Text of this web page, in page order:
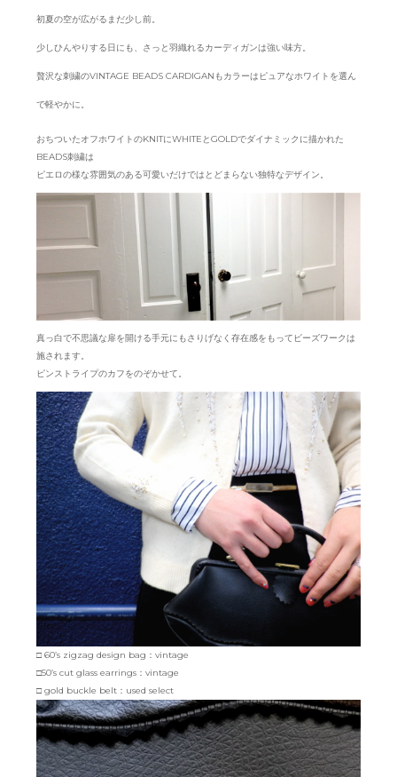
初夏の空が広がるまだ少し前。
少しひんやりする日にも、さっと羽織れるカーディガンは強い味方。
贅沢な刺繍のVINTAGE BEADS CARDIGANもカラーはピュアなホワイトを選ん
で軽やかに。
おちついたオフホワイトのKNITにWHITEとGOLDでダイナミックに描かれた
BEADS刺繍は
ピエロの様な雰囲気のある可愛いだけではとどまらない独特なデザイン。
真っ白で不思議な扉を開ける手元にもさりげなく存在感をもってビーズワークは
施されます。
ピンストライプのカフをのぞかせて。
□ 60’s zigzag design bag：vintage
□50’s cut glass earrings：vintage
□ gold buckle belt：used select